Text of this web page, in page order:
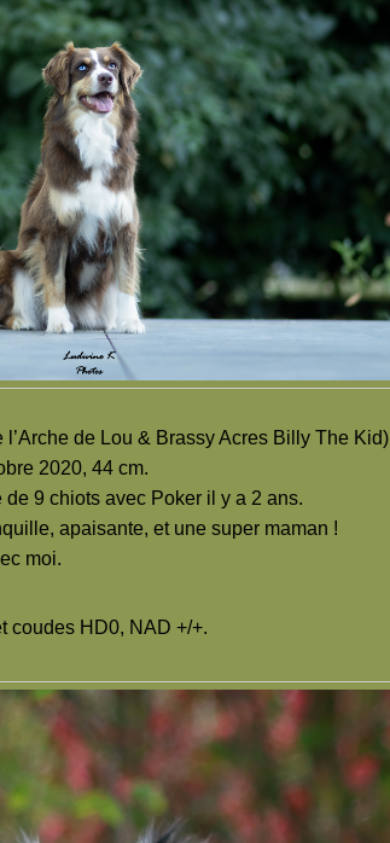
l’Arche de Lou & Brassy Acres Billy The Kid)
2020, 44 cm.
9 chiots avec Poker il y a 2 ans.
apaisante, et une super maman !
moi.
coudes HD0, NAD +/+.